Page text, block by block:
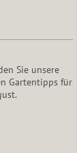
Sie unsere
Gartentipps für